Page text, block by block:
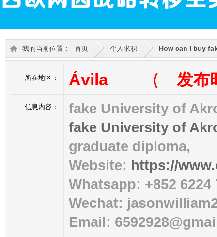
我的当前位置： 首页 个人求职 How can I buy
所在地区： Ávila （ 发布时
信息内容：
fake University of
fake University of
graduate diploma,
Website: https://
Whatsapp: +852 6224
Wechat:
Email: